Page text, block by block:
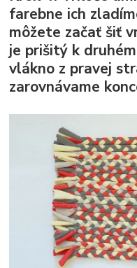
farebne ich
môžete začať šiť
je prišitý k
vlákno z pravej
zarovnávame